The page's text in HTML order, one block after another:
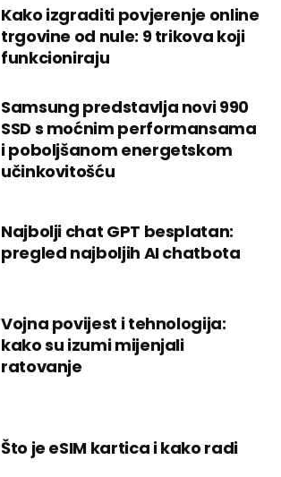
Kako izgraditi povjerenje online
trgovine od nule: 9 trikova koji
funkcioniraju
Samsung predstavlja novi 990
SSD s moćnim performansama
i poboljšanom energetskom
učinkovitošću
Najbolji chat GPT besplatan:
pregled najboljih AI chatbota
Vojna povijest i tehnologija:
kako su izumi mijenjali
ratovanje
Što je eSIM kartica i kako radi